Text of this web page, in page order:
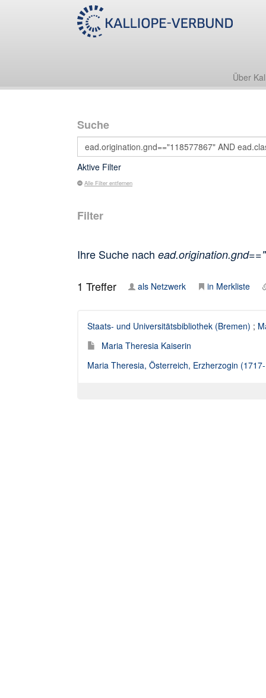
Über
Suche
Aktive Filter
Alle Filter entfernen
Filter
Ihre Suche nach
1 Treffer als Netzwerk in Merkliste
Staats- und Universitätsbibliothek (Bremen) ;
Maria Theresia Kaiserin
Maria Theresia, Österreich, Erzherzogin